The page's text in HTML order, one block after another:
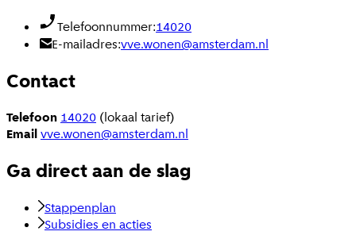
Telefoonnummer:14020
E-mailadres:vve.wonen@amsterdam.nl
Contact
Telefoon 14020 (lokaal tarief)
Emailvve.wonen@amsterdam.nl
Ga direct aan de slag
Stappenplan
Subsidies en acties